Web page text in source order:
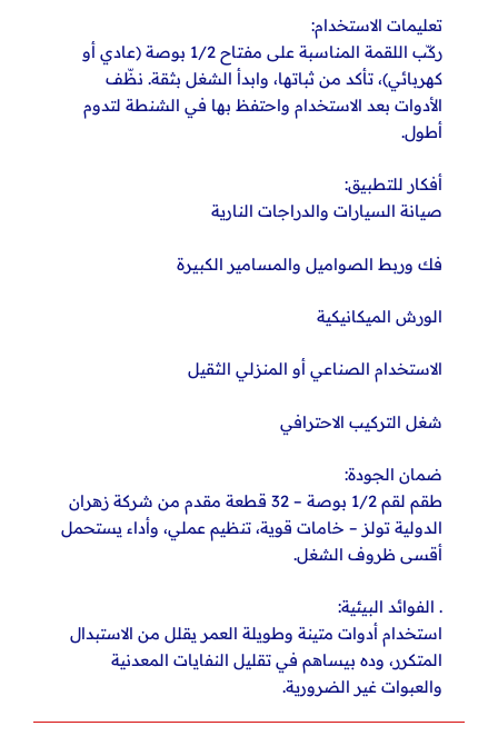
تعليمات الاستخدام:
ركّب اللقمة المناسبة على مفتاح 1/2 بوصة (عادي أو
كهربائي)، تأكد من ثباتها، وابدأ الشغل بثقة. نظّف
الأدوات بعد الاستخدام واحتفظ بها في الشنطة لتدوم
أطول.
أفكار للتطبيق:
صيانة السيارات والدراجات النارية
فك وربط الصواميل والمسامير الكبيرة
الورش الميكانيكية
الاستخدام الصناعي أو المنزلي الثقيل
شغل التركيب الاحترافي
ضمان الجودة:
طقم لقم 1/2 بوصة – 32 قطعة مقدم من شركة زهران
الدولية تولز – خامات قوية، تنظيم عملي، وأداء يستحمل
أقسى ظروف الشغل.
. الفوائد البيئية:
استخدام أدوات متينة وطويلة العمر يقلل من الاستبدال
المتكرر، وده بيساهم في تقليل النفايات المعدنية
والعبوات غير الضرورية.